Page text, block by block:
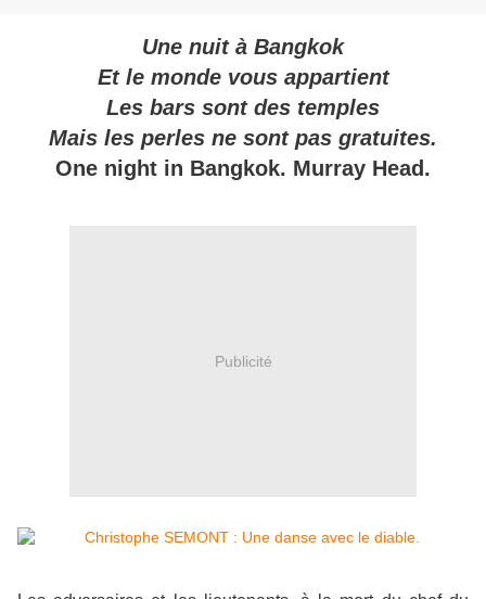
Une nuit à Bangkok
Et le monde vous appartient
Les bars sont des temples
Mais les perles ne sont pas gratuites.
One night in Bangkok. Murray Head.
Publicité